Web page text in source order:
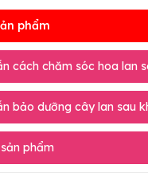
phẩm
cách chăm sóc hoa lan
bảo dưỡng cây lan sau
phẩm